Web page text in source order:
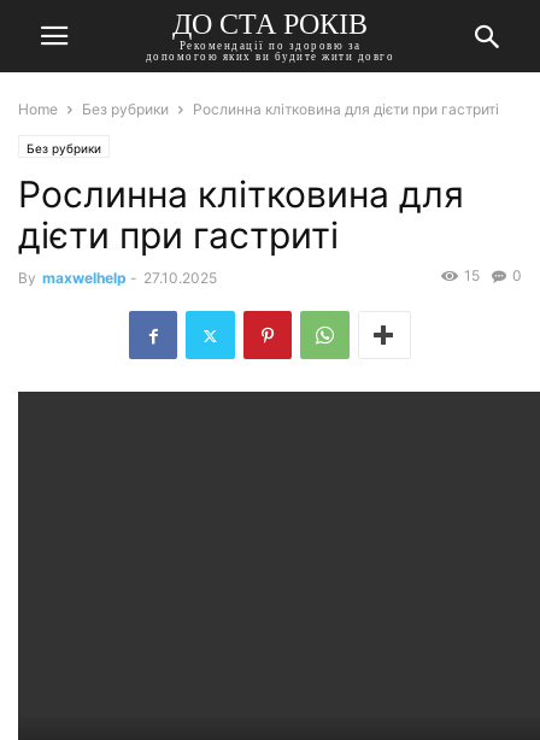
ДО СТА РОКІВ
Рекомендації по здоровю за
допомогою яких ви будите жити довго
Home Без рубрики Рослинна клітковина для дієти при гастриті
Без рубрики
Рослинна клітковина для
дієти при гастриті
By maxwelhelp - 27.10.2025 0
15